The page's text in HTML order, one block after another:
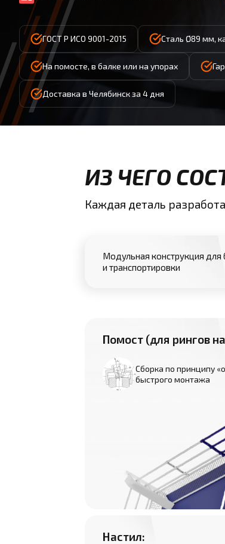
ГОСТ Р ИСО 9001-2015 Сталь Ø89 мм,
На помосте, в балке или на упорах
Доставка в Челябинск за 4 дня
ИЗ ЧЕГО
Каждая деталь
Модульная конструкция для
и транспортировки
Помост (для рингов
Сборка по принципу
быстрого монтажа
Настил: